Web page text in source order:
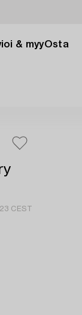
& myyOsta
CEST